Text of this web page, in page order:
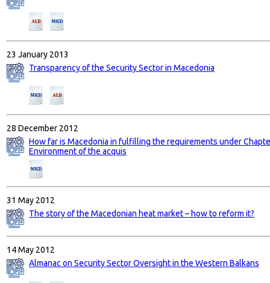
23 January 2013
Transparency of the Security Sector in Macedonia
28 December 2012
How far is Macedonia in fulfilling the requirements under
Environment of the acquis
31 May 2012
The story of the Macedonian heat market – how to reform it?
14 May 2012
Almanac on Security Sector Oversight in the Western Balkans